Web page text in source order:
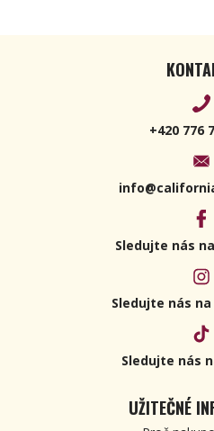
+420 776
Sledujte nás
Sledujte nás
Sledujte nás
UŽITEČNÉ